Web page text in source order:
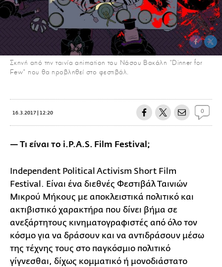
Σκηνή από την ταινία animation του Νάσου Βακάλη "Dinner for
Few" που θα προβληθεί στο φεστιβάλ.
16.3.2017 | 12:20 0
— Τι είναι το i.P.A.S. Film Festival;
Independent Political Activism Short Film
Festival. Είναι ένα διεθνές Φεστιβάλ Ταινιών
Μικρού Μήκους με αποκλειστικά πολιτικό και
ακτιβιστικό χαρακτήρα που δίνει βήμα σε
ανεξάρτητους κινηματογραφιστές από όλο τον
κόσμο για να δράσουν και να αντιδράσουν μέσω
της τέχνης τους στο παγκόσμιο πολιτικό
γίγνεσθαι, δίχως κομματικό ή μονοδιάστατο